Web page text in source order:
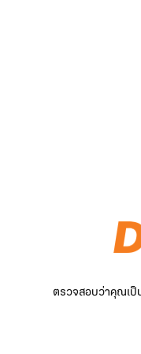
ตรวจสอบว่าคุณเป็